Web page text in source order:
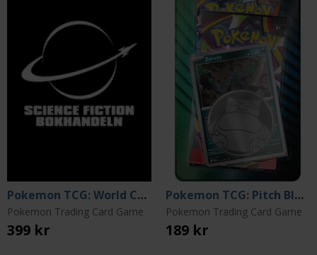
Pokemon TCG: World Champions Deck
Pokemon Trading Card Game
399 kr
Pokemon TCG: Pitch Black 2-Pack Blister
Pokemon Trading Card Game
189 kr